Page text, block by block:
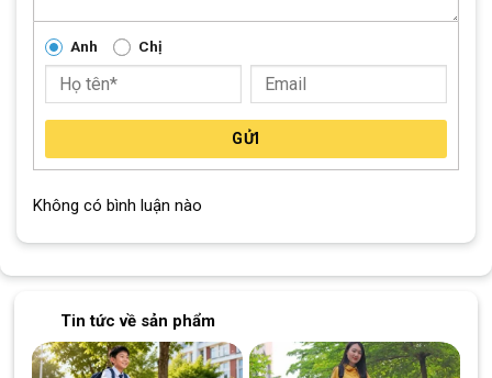
Anh Chị
GỬI
Không có bình luận nào
Tin tức về sản phẩm